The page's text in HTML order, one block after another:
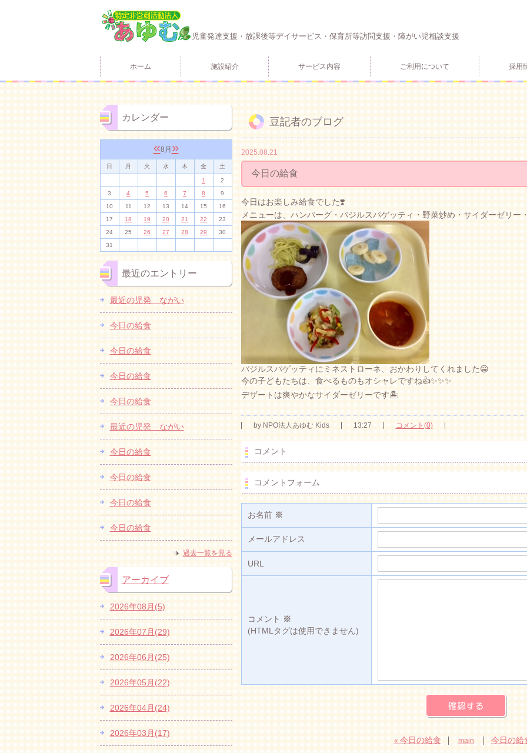
児童発達支援・放課後等デイサービス・保育所等訪問支援・障がい児相談支援
ホーム 施設紹介 サービス内容 ご利用について 採用
豆記者のブログ
2025.08.21
今日の給食
今日はお楽しみ給食でした❣️
メニューは、ハンバーグ・バジルスパゲッティ・野菜炒め・サイダーゼリー
バジルスパゲッティにミネストローネ、おかわりしてくれました😀
今の子どもたちは、食べるものもオシャレですね👍✨✨✨
デザートは爽やかなサイダーゼリーです🏝
byNPO法人あゆむ Kids 13:27 コメント(0)
コメント
コメントフォーム
お名前 ※
メールアドレス
URL
コメント ※
(HTMLタグは使用できません)
«今日の給食 main 今日の給
カレンダー
«8月 »
日 月 火 水 木 金 土
1
2
3
4 5 6 7 8
9
10
11 12 13 14 15
16
17
18 19 20 21 22
23
24
25 26 27 28 29
30
31
最近のエントリー
最近の児発 ながい
今日の給食
今日の給食
今日の給食
今日の給食
最近の児発 ながい
今日の給食
今日の給食
今日の給食
今日の給食
過去一覧を見る
アーカイブ
2026年08月(5)
2026年07月(29)
2026年06月(25)
2026年05月(22)
2026年04月(24)
2026年03月(17)